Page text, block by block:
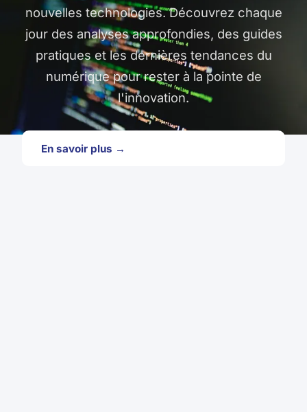
nouvelles technologies. Découvrez chaque
jour des analyses approfondies, des guides
pratiques et les dernières tendances du
numérique pour rester à la pointe de
l'innovation.
En savoir plus →